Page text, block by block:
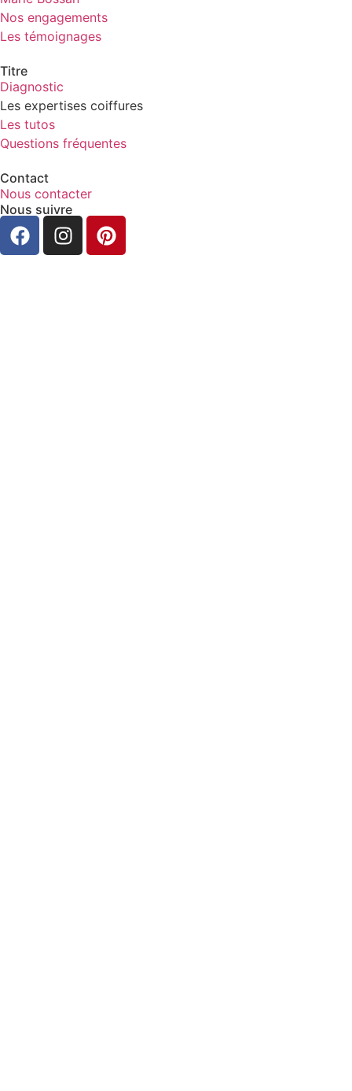
Nos engagements
Les témoignages
Titre
Diagnostic
Les expertises coiffures
Les tutos
Questions fréquentes
Contact
Nous contacter
Nous suivre